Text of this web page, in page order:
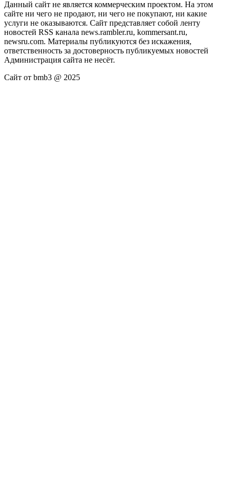
Данный сайт не является коммерческим проектом. На этом
сайте ни чего не продают, ни чего не покупают, ни какие
услуги не оказываются. Сайт представляет собой ленту
новостей RSS канала news.rambler.ru, kommersant.ru,
newsru.com. Материалы публикуются без искажения,
ответственность за достоверность публикуемых новостей
Администрация сайта не несёт.
Сайт от bmb3 @ 2025